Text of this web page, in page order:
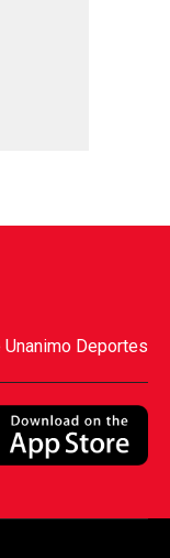
Deportes